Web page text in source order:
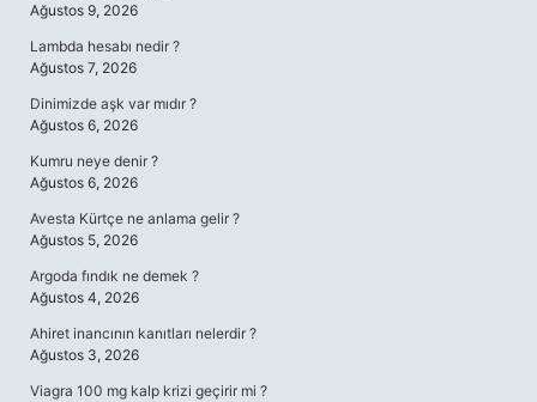
Ağustos 9, 2026
Lambda hesabı nedir ?
Ağustos 7, 2026
Dinimizde aşk var mıdır ?
Ağustos 6, 2026
Kumru neye denir ?
Ağustos 6, 2026
Avesta Kürtçe ne anlama gelir ?
Ağustos 5, 2026
Argoda fındık ne demek ?
Ağustos 4, 2026
Ahiret inancının kanıtları nelerdir ?
Ağustos 3, 2026
Viagra 100 mg kalp krizi geçirir mi ?